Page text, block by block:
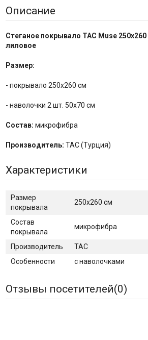
Описание
Стеганое покрывало TAC Muse
лиловое
Размер:
- покрывало 250х260 см
- наволочки 2 шт. 50х70 см
Состав: микрофибра
Производитель: TAC (Турция)
Характеристики
Размер
покрывала
250х260 см
Состав
покрывала
микрофибра
Производитель
TAC
Особенности
с наволочками
Отзывы посетителей(0)